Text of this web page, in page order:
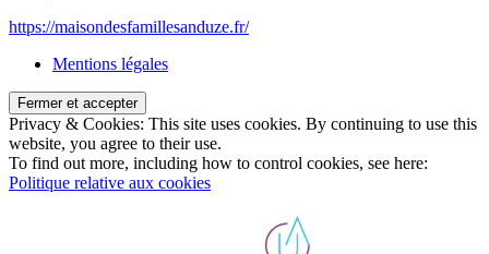
https://maisondesfamillesanduze.fr/
Mentions légales
Privacy & Cookies: This site uses cookies. By continuing to use this
website, you agree to their use.
To find out more, including how to control cookies, see here:
Politique relative aux cookies